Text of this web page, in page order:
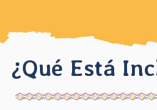
¿Qué Está